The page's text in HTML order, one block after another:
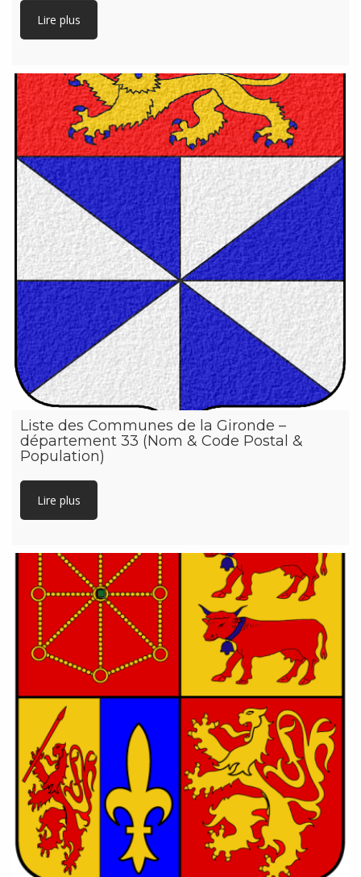
Lire plus
Liste des Communes de la Gironde –
département 33 (Nom & Code Postal &
Population)
Lire plus